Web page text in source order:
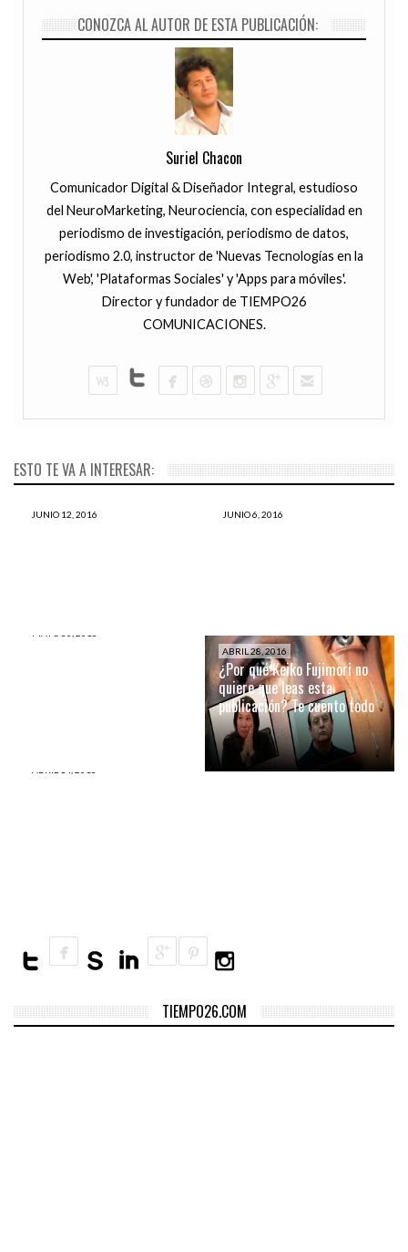
CONOZCA AL AUTOR DE ESTA PUBLICACIÓN:
Suriel Chacon
Comunicador Digital & Diseñador Integral, estudioso
del NeuroMarketing, Neurociencia, con especialidad en
periodismo de investigación, periodismo de datos,
periodismo 2.0, instructor de 'Nuevas Tecnologías en la
Web', 'Plataformas Sociales' y 'Apps para móviles'.
Director y fundador de TIEMPO26
COMUNICACIONES.
ESTO TE VA A INTERESAR:
JUNIO 12, 2016 JUNIO 6, 2016
ABRIL 28, 2016
¿Por qué Keiko Fujimori no
quiere que leas esta
publicación? Te cuento todo
TIEMPO26.COM